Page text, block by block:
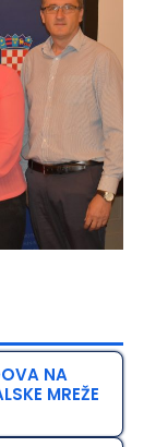
NA
MREŽE